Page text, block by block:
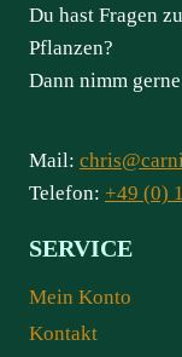
Du hast Fragen
Pflanzen?
Dann nimm
Mail:
Telefon: +49 (0)
SERVICE
Mein Konto
Kontakt